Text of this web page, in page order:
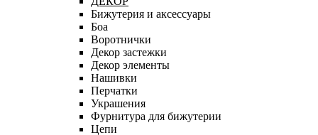
Бижутерия и аксессуары
Боа
Воротнички
Декор застежки
Декор элементы
Нашивки
Перчатки
Украшения
Фурнитура для бижутерии
Цепи